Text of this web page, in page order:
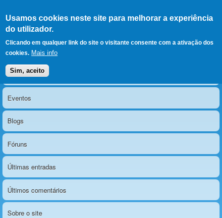
Usamos cookies neste site para melhorar a experiência
do utilizador.
Clicando em qualquer link do site o visitante consente com a ativação dos
cookies. Mais info
Sim, aceito
LERPARAVER , ir para a
página principal
O portal da visão diferente
Menu principal
Notícias
Eventos
Blogs
Fóruns
Últimas entradas
Últimos comentários
Sobre o site